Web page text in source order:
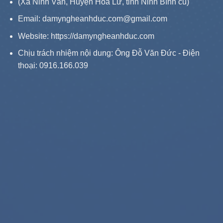
Email: damyngheanhduc.com@gmail.com
Website: https://damyngheanhduc.com
Chịu trách nhiệm nội dung: Ông Đỗ Văn Đức - Điện
thoại: 0916.166.039